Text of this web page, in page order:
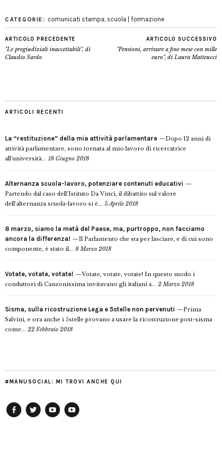
CATEGORIE: comunicati stampa, scuola | formazione
ARTICOLO PRECEDENTE
"Le pregiudiziali inaccettabili", di
Claudio Sardo
ARTICOLO SUCCESSIVO
"Pensioni, arrivare a fine mese con mille
euro", di Laura Matteucci
ARTICOLI RECENTI
La “restituzione” della mia attività parlamentare
Dopo 12 anni di
attività parlamentare, sono tornata al mio lavoro di ricercatrice
all’università... 18 Giugno 2018
Alternanza scuola-lavoro, potenziare contenuti educativi
Partendo dal caso dell’Istituto Da Vinci, il dibattito sul valore
dell’alternanza scuola-lavoro si è... 5 Aprile 2018
8 marzo, siamo la metà del Paese, ma, purtroppo, non facciamo
ancora la differenza!
Il Parlamento che sta per lasciare, e di cui sono
componente, è stato il... 8 Marzo 2018
Votate, votate, votate!
Votate, votate, votate! In questo modo i
conduttori di Canzonissima invitavano gli italiani a... 2 Marzo 2018
Sisma, sulla ricostruzione Lega e 5stelle non pervenuti
Prima
Salvini, e ora anche i 5stelle provano a usare la ricostruzione post-sisma
come... 22 Febbraio 2018
#MANUSOCIAL: MI TROVI ANCHE QUI